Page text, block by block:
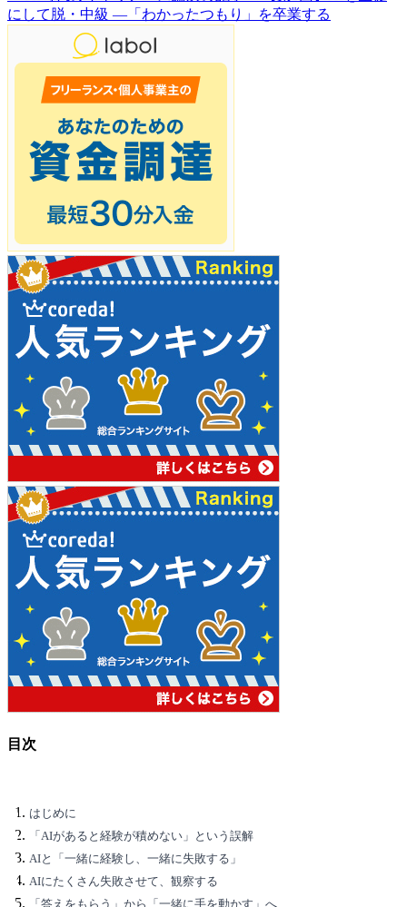
にして脱・中級 ―「わかったつもり」を卒業する
目次
はじめに
「AIがあると経験が積めない」という誤解
AIと「一緒に経験し、一緒に失敗する」
AIにたくさん失敗させて、観察する
「答えをもらう」から「一緒に手を動かす」へ